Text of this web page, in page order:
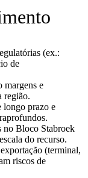
(ex.:
de
margens e
região.
longo prazo e
no Bloco Stabroek
do recurso.
(terminal,
riscos de